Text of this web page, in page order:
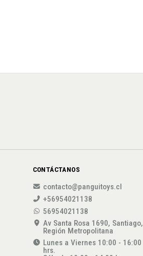
CONTÁCTANOS
contacto@panguitoys.cl
+56954021138
56954021138
Av Santa Rosa 1690, Santiago,
Región Metropolitana
Lunes a Viernes 10:00 - 16:00
hrs.